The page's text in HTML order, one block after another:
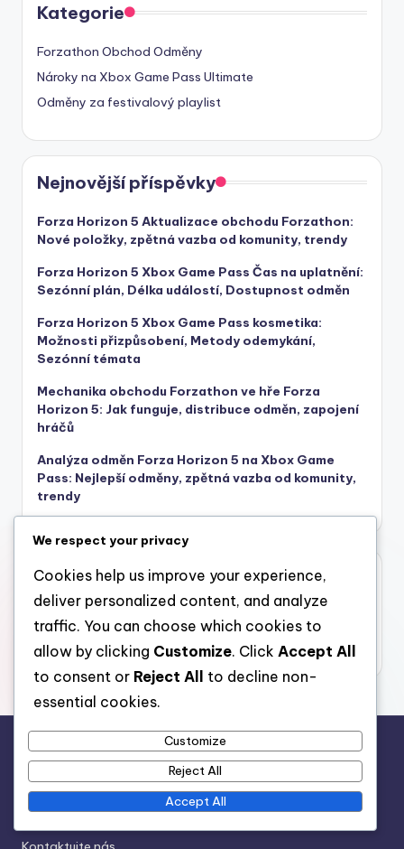
Kategorie
Forzathon Obchod Odměny
Nároky na Xbox Game Pass Ultimate
Odměny za festivalový playlist
Nejnovější příspěvky
Forza Horizon 5 Aktualizace obchodu Forzathon:
Nové položky, zpětná vazba od komunity, trendy
Forza Horizon 5 Xbox Game Pass Čas na uplatnění:
Sezónní plán, Délka událostí, Dostupnost odměn
Forza Horizon 5 Xbox Game Pass kosmetika:
Možnosti přizpůsobení, Metody odemykání,
Sezónní témata
Mechanika obchodu Forzathon ve hře Forza
Horizon 5: Jak funguje, distribuce odměn, zapojení
hráčů
Analýza odměn Forza Horizon 5 na Xbox Game
Pass: Nejlepší odměny, zpětná vazba od komunity,
trendy
Archiv
Právní informace
Vaše soukromí
We respect your privacy
Cookies help us improve your experience,
deliver personalized content, and analyze
traffic. You can choose which cookies to
allow by clicking Customize. Click Accept All
to consent or Reject All
to decline non-
essential cookies.
Customize
Reject All
Accept All